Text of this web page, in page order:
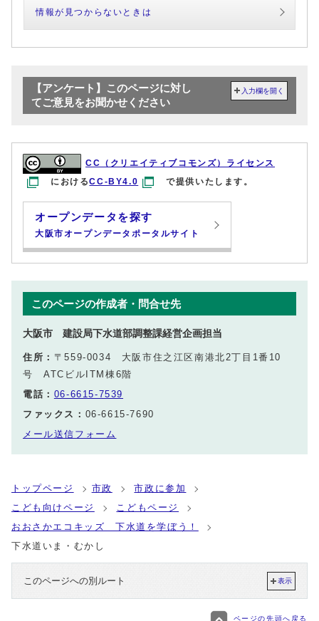
情報が見つからないときは
【アンケート】このページに対し
てご意見をお聞かせください
入力欄を開く
CC（クリエイティブコモンズ）ライセンス
におけるCC-BY4.0 で提供いたします。
オープンデータを探す
大阪市オープンデータポータルサイト
このページの作成者・問合せ先
大阪市 建設局下水道部調整課経営企画担当
住所： 〒559-0034 大阪市住之江区南港北2丁目1番10
号 ATCビルITM棟6階
電話： 06-6615-7539
ファックス： 06-6615-7690
メール送信フォーム
トップページ 市政
市政に参加
こども向けページ
こどもページ
おおさかエコキッズ 下水道を学ぼう！
下水道いま・むかし
このページへの別ルート 表示
ページの先頭へ戻る